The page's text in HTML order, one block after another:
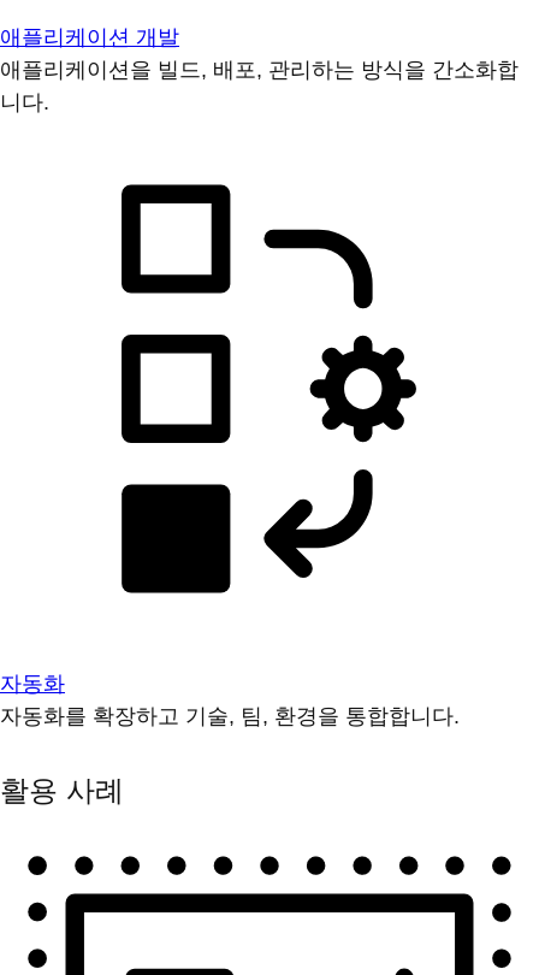
애플리케이션 개발
애플리케이션을 빌드, 배포, 관리하는 방식을 간소화합
니다.
자동화
자동화를 확장하고 기술, 팀, 환경을 통합합니다.
활용 사례